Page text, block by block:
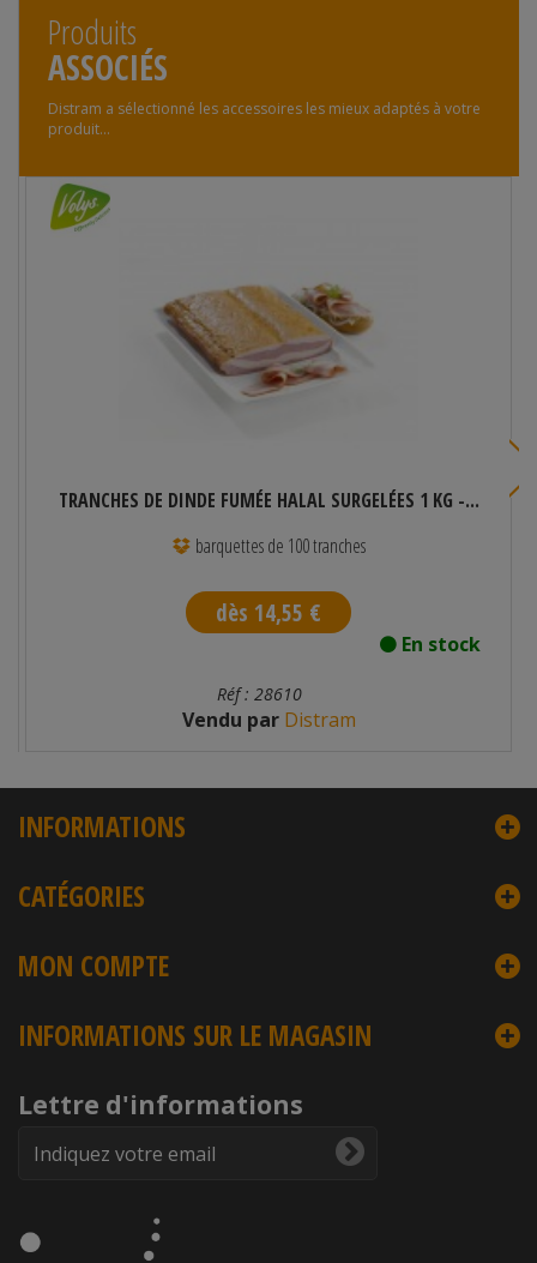
Produits
ASSOCIÉS
Distram a sélectionné les accessoires les mieux adaptés à votre
produit...
TRANCHES DE DINDE FUMÉE HALAL SURGELÉES 1 KG -...
barquettes de 100 tranches
dès 14,55 €
En stock
Réf : 28610
Vendu parDistram
INFORMATIONS
CATÉGORIES
MON COMPTE
INFORMATIONS SUR LE MAGASIN
Lettre d'informations